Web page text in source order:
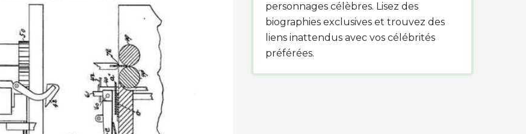
personnages célèbres. Lisez des
biographies exclusives et trouvez des
liens inattendus avec vos célébrités
préférées.